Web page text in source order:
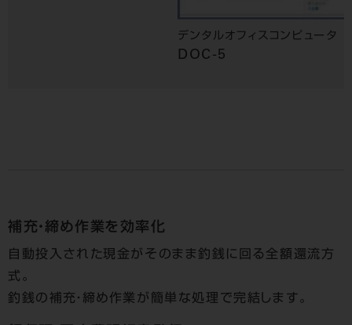
デンタルオフィスコンピュータ
DOC-5
補充・締め作業を効率化
自動投入された現金がそのまま釣銭に回る全額還流方
式。
釣銭の補充・締め作業が簡単な処理で完結します。